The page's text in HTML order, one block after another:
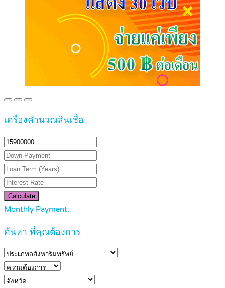
เครื่องคำนวณสินเชื่อ
Calculate
Monthly Payment:
ค้นหา ที่คุณต้องการ